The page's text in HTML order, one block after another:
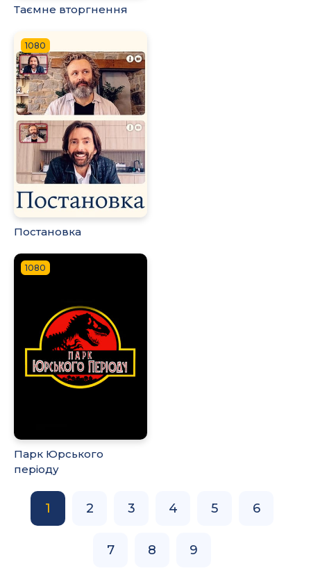
Таємне вторгнення
1080
Постановка
1080
Парк Юрського
періоду
1 2 3 4 5 6
7 8 9